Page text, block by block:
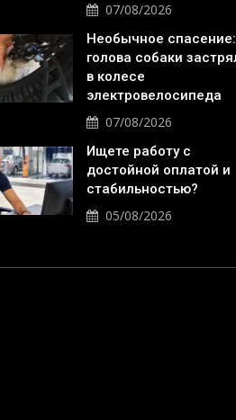
07/08/2026
Необычное спасение:
голова собаки
в колесе
электровелосипеда
07/08/2026
Ищете работу с
достойной оплатой и
стабильностью?
05/08/2026